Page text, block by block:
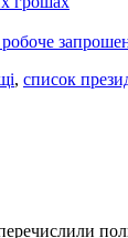
, список